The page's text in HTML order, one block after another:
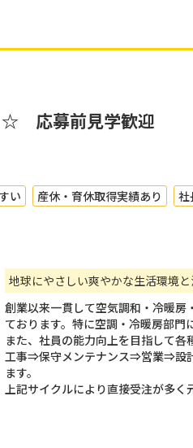
☆ 応募前見学歓迎
い 産休・育休取得実績あり 社
地球にやさしい爽やかな生活環境
創業以来一貫して空気調和・冷暖房
ております。特に空調・冷暖房部
また、社員の能力向上を目指して各
工事⇒保守メンテナンス⇒営業⇒設
ます。
上記サイクルにより直接受注が多く